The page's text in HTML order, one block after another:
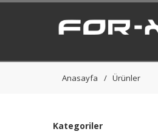
Anasayfa Ürünler
Kategoriler